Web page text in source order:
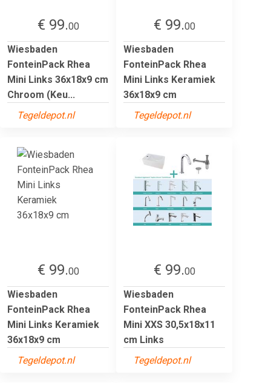
€ 99.00
Wiesbaden
FonteinPack Rhea
Mini Links 36x18x9 cm
Chroom (Keu...
Tegeldepot.nl
€ 99.00
Wiesbaden
FonteinPack Rhea
Mini Links Keramiek
36x18x9 cm
Tegeldepot.nl
€ 99.00
Wiesbaden
FonteinPack Rhea
Mini Links Keramiek
36x18x9 cm
Tegeldepot.nl
€ 99.00
Wiesbaden
FonteinPack Rhea
Mini XXS 30,5x18x11
cm Links
Tegeldepot.nl